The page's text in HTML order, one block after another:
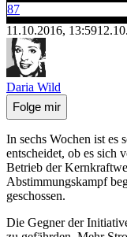
87
11.10.2016, 13:59
Daria Wild
Folge mir
In sechs Wochen ist es
entscheidet, ob es sich
Betrieb der
Abstimmungskampf
geschossen.
Die Gegner der